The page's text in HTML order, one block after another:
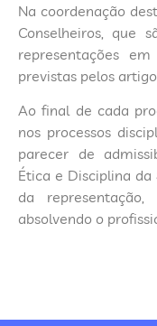
Na coordenação
Conselheiros, que
representações
previstas pelos
Ao final de cada
nos processos
parecer de
Ética e Disciplina da
da
absolvendo o